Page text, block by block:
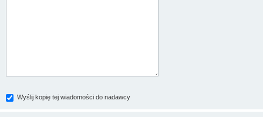
Wyślij kopię tej wiadomości do nadawcy